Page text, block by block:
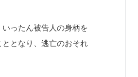
ったん被告人の身柄を
となり、逃亡のおそれ